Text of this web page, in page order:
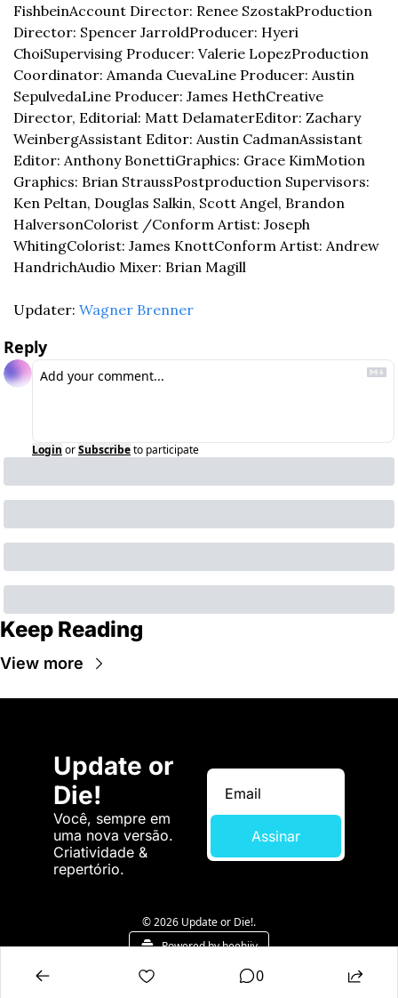
FishbeinAccount Director: Renee SzostakProduction
Director: Spencer JarroldProducer: Hyeri
ChoiSupervising Producer: Valerie LopezProduction
Coordinator: Amanda CuevaLine Producer: Austin
SepulvedaLine Producer: James HethCreative
Director, Editorial: Matt DelamaterEditor: Zachary
WeinbergAssistant Editor: Austin CadmanAssistant
Editor: Anthony BonettiGraphics: Grace KimMotion
Graphics: Brian StraussPostproduction Supervisors:
Ken Peltan, Douglas Salkin, Scott Angel, Brandon
HalversonColorist /Conform Artist: Joseph
WhitingColorist: James KnottConform Artist: Andrew
HandrichAudio Mixer: Brian Magill
Updater: Wagner Brenner
Reply
Login orSubscribeto participate
Keep Reading
View more
Update or
Die!
Você, sempre em
uma nova versão.
Criatividade &
repertório.
Assinar
© 2026 Update or Die!.
Powered by beehiiv
0